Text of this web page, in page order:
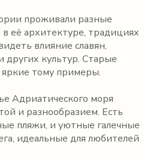
проживали разные
её архитектуре, традициях
влияние славян,
других культур. Старые
тому примеры.
Адриатического моря
и разнообразием. Есть
пляжи, и уютные галечные
идеальные для любителей